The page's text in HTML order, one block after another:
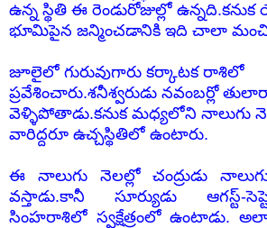
ఉన్న స్థితి ఈ రెండురోజుల్లో
భూమిపైన జన్మించడానికి ఇది చాలా
జూలైలో గురువుగారు కర్కాటక రాశిలో
ప్రవేశించారు.శనీశ్వరుడు నవంబర్లో
వెళ్ళిపోతాడు.కనుక మధ్యలోని నాలుగు
వారిద్దరూ ఉచ్చస్థితిలో ఉంటారు.
ఈ నాలుగు నెలల్లో చంద్రుడు
వస్తాడు.కానీ సూర్యుడు ఆగస్ట్-
సింహరాశిలో స్వక్షేత్రంలో ఉంటాడు.